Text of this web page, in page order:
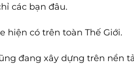
các bạn đâu.
hiện có trên toàn Thế Giới.
đang xây dựng trên nền